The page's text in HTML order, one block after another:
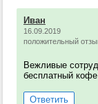
Иван
16.09.2019
положительный
Вежливые
бесплатный
Ответить